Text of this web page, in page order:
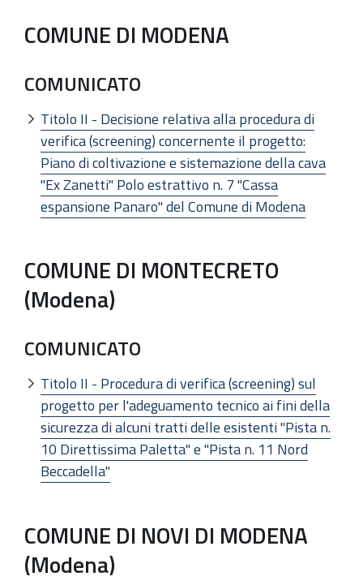
COMUNE DI MODENA
COMUNICATO
Titolo II - Decisione relativa alla procedura di
verifica (screening) concernente il progetto:
Piano di coltivazione e sistemazione della cava
"Ex Zanetti" Polo estrattivo n. 7 "Cassa
espansione Panaro" del Comune di Modena
COMUNE DI MONTECRETO
(Modena)
COMUNICATO
Titolo II - Procedura di verifica (screening) sul
progetto per l'adeguamento tecnico ai fini della
sicurezza di alcuni tratti delle esistenti "Pista n.
10 Direttissima Paletta" e "Pista n. 11 Nord
Beccadella"
COMUNE DI NOVI DI MODENA
(Modena)